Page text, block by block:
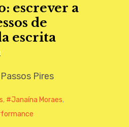
escrever a
de
escrita
Pires
, Janaína Moraes,